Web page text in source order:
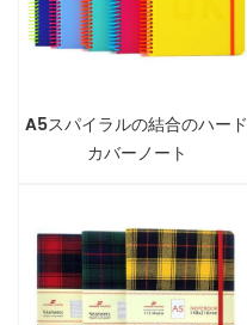
A5スパイラルの結合のハード
カバーノート